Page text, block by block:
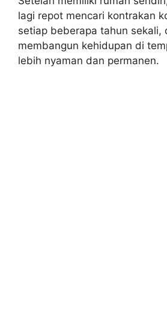
lagi repot mencari kontrakan
setiap beberapa tahun sekali,
membangun kehidupan di
lebih nyaman dan permanen.